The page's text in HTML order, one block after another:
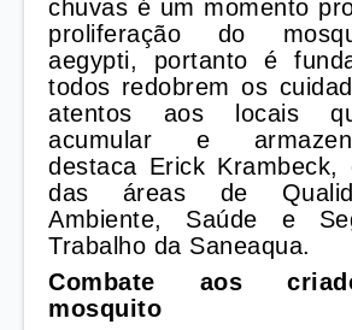
chuvas é um momento
proliferação do
aegypti, portanto é
todos redobrem os
atentos aos locais
acumular e
destaca Erick Krambeck,
das áreas de
Ambiente, Saúde e
Trabalho da Saneaqua.
Combate aos
mosquito